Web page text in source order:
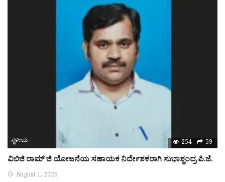
ಸ್ಥಳೀಯ 254 59
ವಿಬಿಜಿ ರಾಮ್ ಜಿ ಯೋಜನೆಯ ಸಹಾಯಕ ನಿರ್ದೇಶಕರಾಗಿ ಸುಭಾಶ್ಚಂದ್ರ ಪಿ.ಜೆ.
August 1, 2026